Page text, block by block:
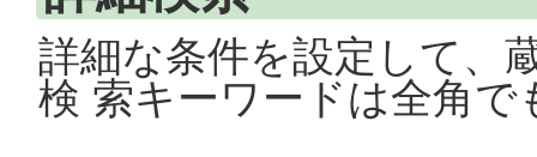
詳細な条件を設定して、
検 索キーワードは全角